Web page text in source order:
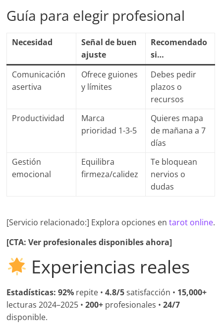
Guía para elegir profesional
Necesidad
Señal de buen
ajuste
Recomendado
si…
Comunicación
asertiva
Ofrece guiones
y límites
Debes pedir
plazos o
recursos
Productividad
Marca
prioridad 1-3-5
Quieres mapa
de mañana a 7
días
Gestión
emocional
Equilibra
firmeza/calidez
Te bloquean
nervios o
dudas
[Servicio relacionado:] Explora opciones entarot online.
[CTA: Ver profesionales disponibles ahora]
Experiencias reales
Estadísticas: 92% repite •4.8/5satisfacción • 15,000+
lecturas 2024–2025 •200+ profesionales •24/7
disponible.